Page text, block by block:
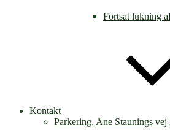
Fortsat lukning
Kontakt
Parkering, Ane Staunings